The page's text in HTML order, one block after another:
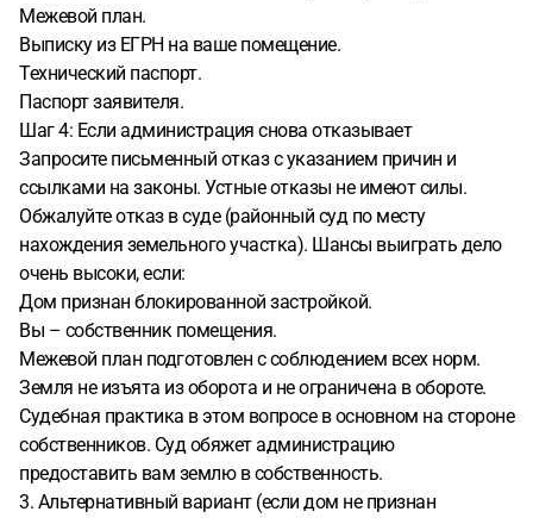
Межевой план.
Выписку из ЕГРН на ваше помещение.
Технический паспорт.
Паспорт заявителя.
Шаг 4: Если администрация снова отказывает
Запросите письменный отказ с указанием причин и
ссылками на законы. Устные отказы не имеют силы.
Обжалуйте отказ в суде (районный суд по месту
нахождения земельного участка). Шансы выиграть дело
очень высоки, если:
Дом признан блокированной застройкой.
Вы – собственник помещения.
Межевой план подготовлен с соблюдением всех норм.
Земля не изъята из оборота и не ограничена в обороте.
Судебная практика в этом вопросе в основном на стороне
собственников. Суд обяжет администрацию
предоставить вам землю в собственность.
3. Альтернативный вариант (если дом не признан